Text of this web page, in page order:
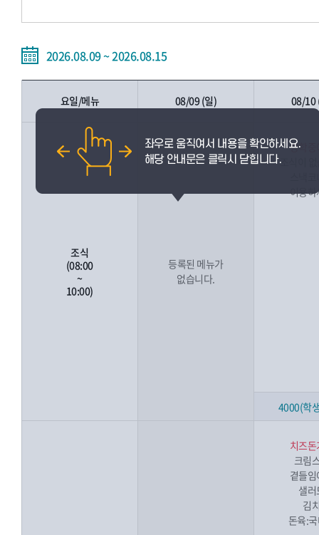
2026.08.09 ~ 2026.08.15
요일/메뉴 08/09 (일) 08/10
조식
(08:00
~
10:00)
등록된 메뉴가
없습니다.
방학중
조식이
이용하
4000(학
치즈
크림
곁들
샐러
김
돈육: